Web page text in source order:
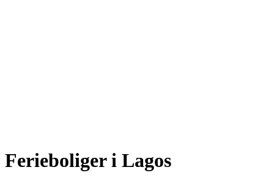
Ferieboliger i Lagos